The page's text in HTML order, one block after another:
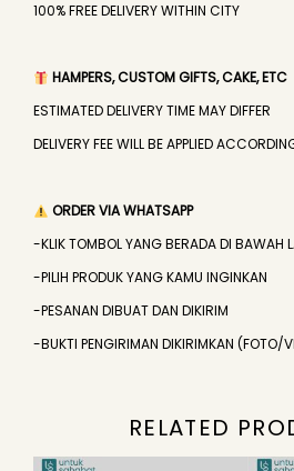
100% FREE DELIVERY WITHIN CITY
HAMPERS, CUSTOM GIFTS, CAKE, ETC
ESTIMATED DELIVERY TIME MAY DIFFER
DELIVERY FEE WILL BE APPLIED
ORDER VIA WHATSAPP
-KLIK TOMBOL YANG BERADA DI BAWAH
-PILIH PRODUK YANG KAMU INGINKAN
-PESANAN DIBUAT DAN DIKIRIM
-BUKTI PENGIRIMAN DIKIRIMKAN (FOTO/
RELATED